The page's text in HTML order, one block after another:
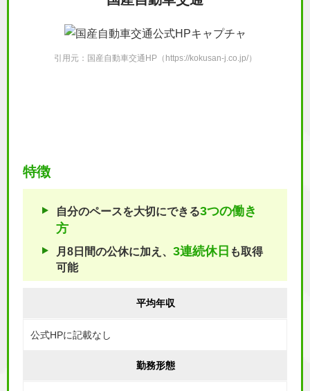
引用元：国産自動車交通HP（https://kokusan-j.co.jp/）
特徴
自分のペースを大切にできる3つの働き
方
月8日間の公休に加え、 3連続休日 も取得
可能
平均年収
公式HPに記載なし
勤務形態